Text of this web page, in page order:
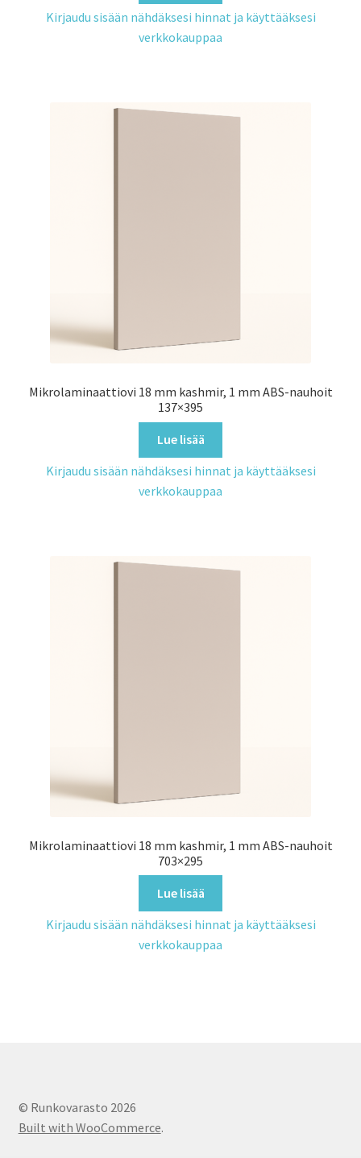
Kirjaudu sisään nähdäksesi hinnat ja käyttääksesi
verkkokauppaa
Mikrolaminaattiovi 18 mm kashmir, 1 mm ABS-nauhoit
137×395
Lue lisää
Kirjaudu sisään nähdäksesi hinnat ja käyttääksesi
verkkokauppaa
Mikrolaminaattiovi 18 mm kashmir, 1 mm ABS-nauhoit
703×295
Lue lisää
Kirjaudu sisään nähdäksesi hinnat ja käyttääksesi
verkkokauppaa
© Runkovarasto 2026
Built with WooCommerce.